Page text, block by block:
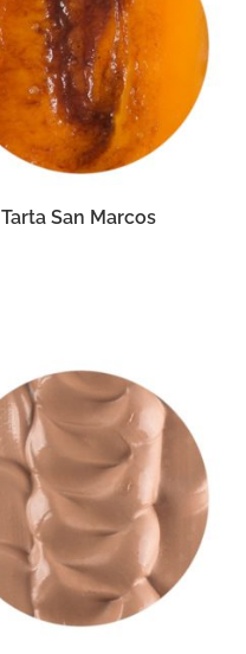
Tarta San Marcos